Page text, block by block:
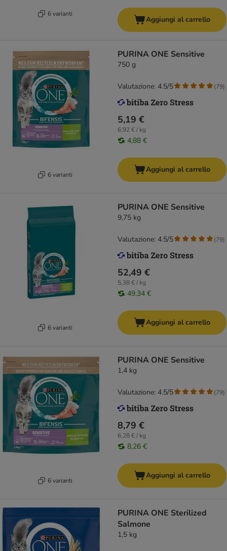
6 varianti
Aggiungi al carrello
6 varianti
PURINA ONE Sensitive
750 g
5,19 €
6,92 € / kg
4,88 €
Valutazione: 4.5/5 (79)
Aggiungi al carrello
6 varianti
PURINA ONE Sensitive
9,75 kg
52,49 €
5,38 € / kg
49,34 €
Valutazione: 4.5/5 (79)
Aggiungi al carrello
6 varianti
PURINA ONE Sensitive
1,4 kg
8,79 €
6,28 € / kg
8,26 €
Valutazione: 4.5/5 (79)
Aggiungi al carrello
PURINA ONE Sterilized
Salmone
1,5 kg